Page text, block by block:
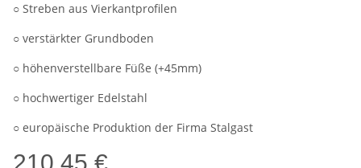
○ Streben aus Vierkantprofilen
○ verstärkter Grundboden
○ höhenverstellbare Füße (+45mm)
○ hochwertiger Edelstahl
○ europäische Produktion der Firma Stalgast